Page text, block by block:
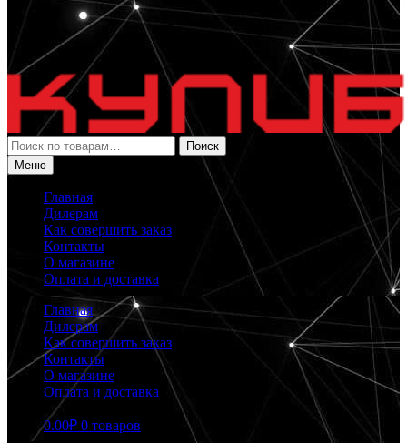
Искать:
Поиск
Меню
Главная
Дилерам
Как совершить заказ
Контакты
О магазине
Оплата и доставка
Главная
Дилерам
Как совершить заказ
Контакты
О магазине
Оплата и доставка
0.00₽ 0 товаров